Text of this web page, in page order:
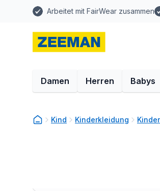
Arbeitet mit FairWear zusammen
Damen Herren Babys
Kind Kinderkleidung